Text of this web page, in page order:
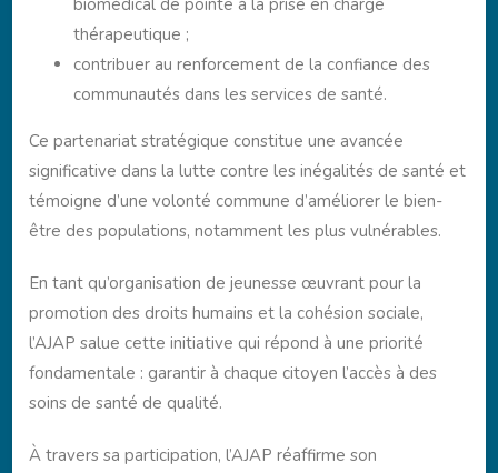
biomédical de pointe à la prise en charge
thérapeutique ;
contribuer au renforcement de la confiance des
communautés dans les services de santé.
Ce partenariat stratégique constitue une avancée
significative dans la lutte contre les inégalités de santé et
témoigne d’une volonté commune d’améliorer le bien-
être des populations, notamment les plus vulnérables.
En tant qu’organisation de jeunesse œuvrant pour la
promotion des droits humains et la cohésion sociale,
l’AJAP salue cette initiative qui répond à une priorité
fondamentale : garantir à chaque citoyen l’accès à des
soins de santé de qualité.
À travers sa participation, l’AJAP réaffirme son